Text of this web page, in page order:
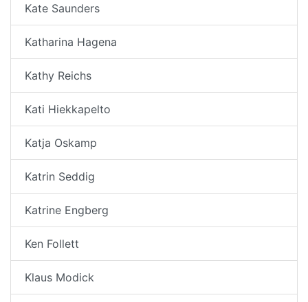
Kate Saunders
Katharina Hagena
Kathy Reichs
Kati Hiekkapelto
Katja Oskamp
Katrin Seddig
Katrine Engberg
Ken Follett
Klaus Modick